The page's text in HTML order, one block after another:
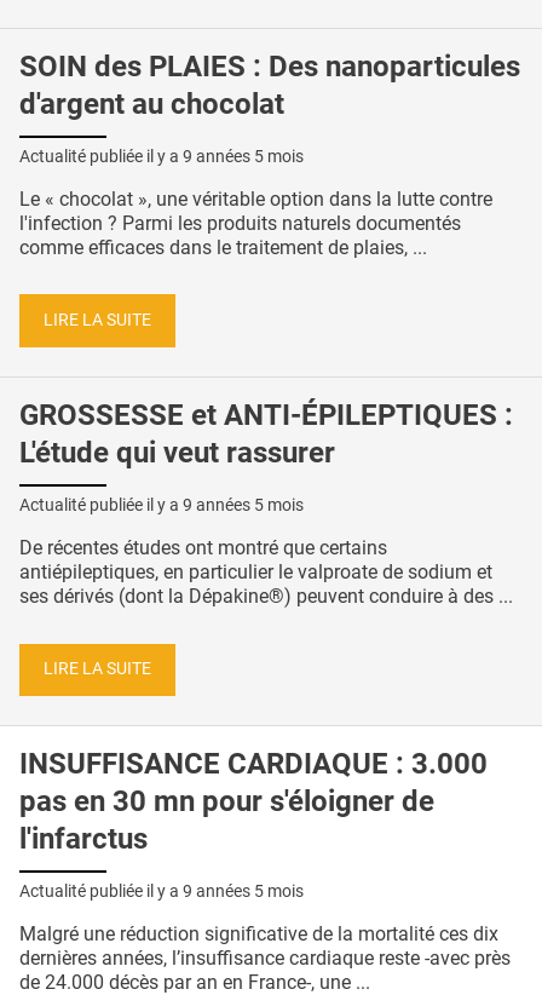
SOIN des PLAIES : Des nanoparticules
d'argent au chocolat
Actualité publiée il y a 9 années 5 mois
Le « chocolat », une véritable option dans la lutte contre
l'infection ? Parmi les produits naturels documentés
comme efficaces dans le traitement de plaies, ...
LIRE LA SUITE
GROSSESSE et ANTI-ÉPILEPTIQUES :
L'étude qui veut rassurer
Actualité publiée il y a 9 années 5 mois
De récentes études ont montré que certains
antiépileptiques, en particulier le valproate de sodium et
ses dérivés (dont la Dépakine®) peuvent conduire à des ...
LIRE LA SUITE
INSUFFISANCE CARDIAQUE : 3.000
pas en 30 mn pour s'éloigner de
l'infarctus
Actualité publiée il y a 9 années 5 mois
Malgré une réduction significative de la mortalité ces dix
dernières années, l’insuffisance cardiaque reste -avec près
de 24.000 décès par an en France-, une ...